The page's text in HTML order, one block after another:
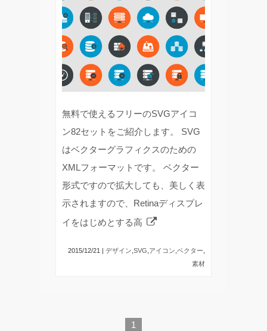
無料で使えるフリーのSVGアイコ
ン82セットをご紹介します。 SVG
はベクターグラフィクスのための
XMLフォーマットです。 ベクター
形式ですので拡大しても、美しく表
示されますので、Retinaディスプレ
イをはじめとする高
2015/12/21 | デザイン SVG アイコン ベクター
素材
1